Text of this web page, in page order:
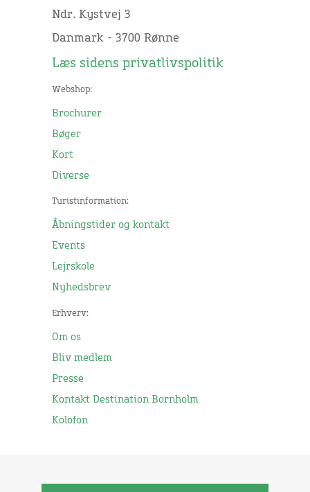
Ndr. Kystvej 3
Danmark - 3700 Rønne
Læs sidens privatlivspolitik
Webshop:
Brochurer
Bøger
Kort
Diverse
Turistinformation:
Åbningstider og kontakt
Events
Lejrskole
Nyhedsbrev
Erhverv:
Om os
Bliv medlem
Presse
Kontakt Destination Bornholm
Kolofon